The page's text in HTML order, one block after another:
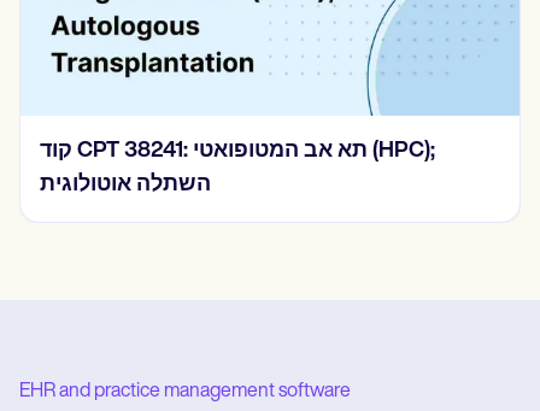
קוד CPT 38241: תא אב המטופואטי (HPC);
השתלה אוטולוגית
EHR and practice management software